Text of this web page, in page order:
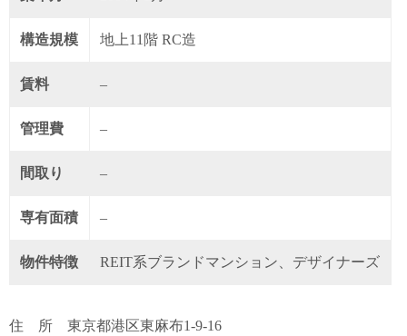
構造規模 地上11階 RC造
賃料 –
管理費 –
間取り –
専有面積 –
物件特徴 REIT系ブランドマンション、デザイナーズ
住 所 東京都港区東麻布1-9-16